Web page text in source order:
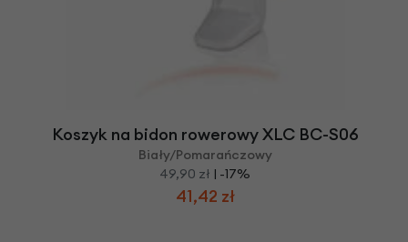
Koszyk na bidon rowerowy XLC BC-S06
Biały/Pomarańczowy
49,90 zł | -17%
41,42 zł